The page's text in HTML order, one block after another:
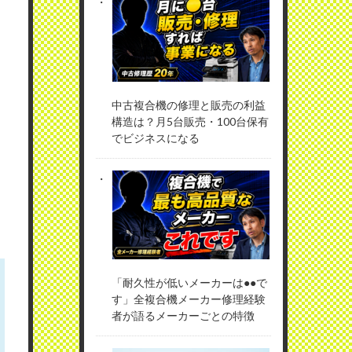
中古複合機の修理と販売の利益
構造は？月5台販売・100台保有
でビジネスになる
「耐久性が低いメーカーは●●で
す」全複合機メーカー修理経験
者が語るメーカーごとの特徴